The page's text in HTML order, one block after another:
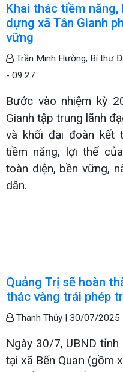
Khai thác tiềm
dựng xã Tân Gianh
vững
Trần Minh Hường, Bí thư
- 09:27
Bước vào nhiệm kỳ
Gianh tập trung lãnh
và khối đại đoàn kết
tiềm năng, lợi thế
toàn diện, bền vững,
dân.
Quảng Trị sẽ hoàn
thác vàng trái phép
Thanh Thủy | 30/07/2025
Ngày 30/7, UBND tỉnh
tại xã Bến Quan (gồm